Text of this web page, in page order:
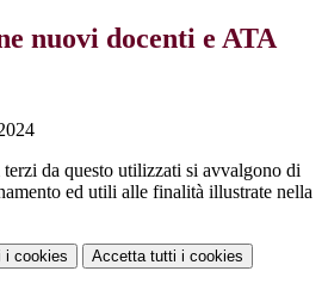
nuovi docenti e ATA
da questo utilizzati si avvalgono di
ed utili alle finalità illustrate nella
i cookies Accetta tutti i cookies